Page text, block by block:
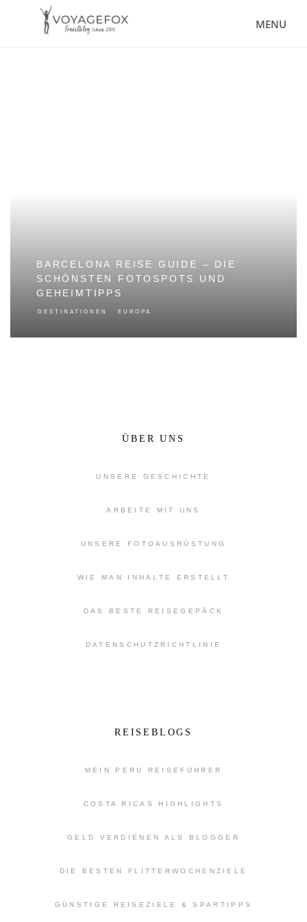
MENU
BARCELONA REISE GUIDE – DIE
SCHÖNSTEN FOTOSPOTS UND
GEHEIMTIPPS
DESTINATIONEN EUROPA
ÜBER UNS
UNSERE GESCHICHTE
ARBEITE MIT UNS
UNSERE FOTOAUSRÜSTUNG
WIE MAN INHALTE ERSTELLT
DAS BESTE REISEGEPÄCK
DATENSCHUTZRICHTLINIE
REISEBLOGS
MEIN PERU REISEFÜHRER
COSTA RICAS HIGHLIGHTS
GELD VERDIENEN ALS BLOGGER
DIE BESTEN FLITTERWOCHENZIELE
GÜNSTIGE REISEZIELE & SPARTIPPS